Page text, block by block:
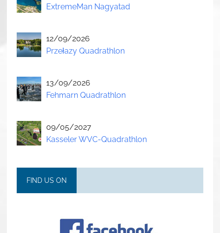
ExtremeMan Nagyatad
12/09/2026
Przełazy Quadrathlon
13/09/2026
Fehmarn Quadrathlon
09/05/2027
Kasseler WVC-Quadrathlon
FIND US ON